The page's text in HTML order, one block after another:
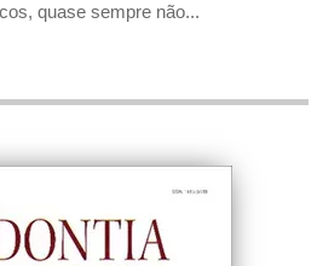
quase sempre não...